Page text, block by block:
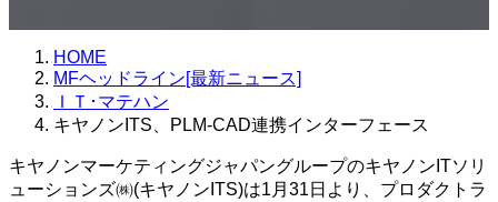
HOME
MFヘッドライン[最新ニュース]
ＩＴ･マテハン
キヤノンITS、PLM-CAD連携インターフェース
キヤノンマーケティングジャパングループのキヤノンITソリ
ューションズ㈱(キヤノンITS)は1月31日より、プロダクトラ